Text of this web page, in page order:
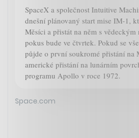
SpaceX a společnost Intuitive
dnešní plánovaný start mise IM-1,
Měsíci a přistát na něm s
pokus bude ve čtvrtek. Pokud se
půjde o první soukromé přistání na
americké přistání na lunárním
programu Apollo v roce 1972.
Space.com